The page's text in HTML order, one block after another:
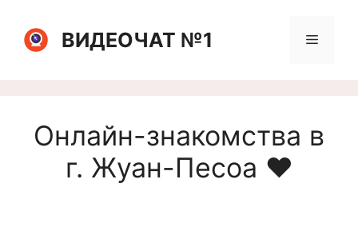
содержимомуВИДЕОЧАТ №1 Меню
Онлайн-знакомства в
г. Жуан-Песоа ❤️